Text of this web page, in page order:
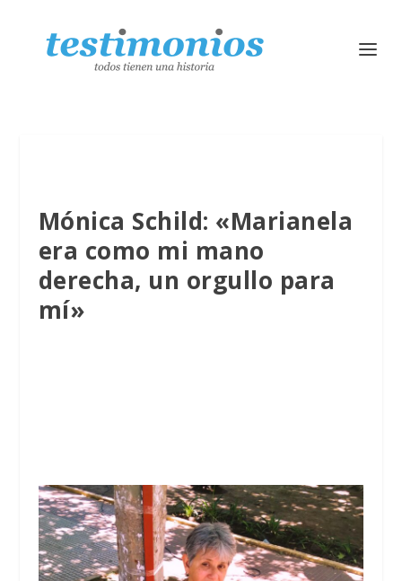
Mónica Schild: «Marianela
era como mi mano
derecha, un orgullo para
mí»